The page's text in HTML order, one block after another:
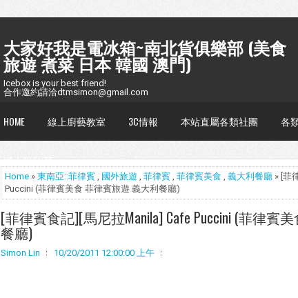
大家好我是電冰箱~南北貨俱樂部 (美食
旅遊 煮菜 日本 韓國 澳門)
Icebox is your best friend!
合作邀約請洽dtmsimon@gmail.com
HOME 線上廚藝教室 3C情報 本站直屬各類社團 各
懶人包台灣
Home » 東南亞::菲律賓 , 國外旅遊 , 菲律賓 , 菲律賓美食 , 義大利餐廳 » [菲
Puccini (菲律賓美食 菲律賓旅遊 義大利餐廳)
[菲律賓食記][馬尼拉Manila] Cafe Puccini (菲律賓
餐廳)
Simon Lin 10/20/2011 12:00:00 上午